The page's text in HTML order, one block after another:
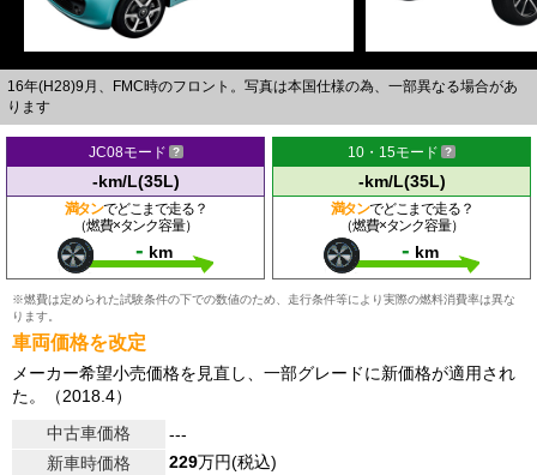
16年(H28)9月、FMC時のフロント。写真は本国仕様の為、一部異なる場合があ
ります
JC08モード
-km/L(35L)
満タンでどこまで走る？
（燃費×タンク容量）
- km
10・15モード
-km/L(35L)
満タンでどこまで走る？
（燃費×タンク容量）
- km
※燃費は定められた試験条件の下での数値のため、走行条件等により実際の燃料消費率は異な
ります。
車両価格を改定
メーカー希望小売価格を見直し、一部グレードに新価格が適用され
た。（2018.4）
中古車価格
---
新車時価格
229万円(税込)